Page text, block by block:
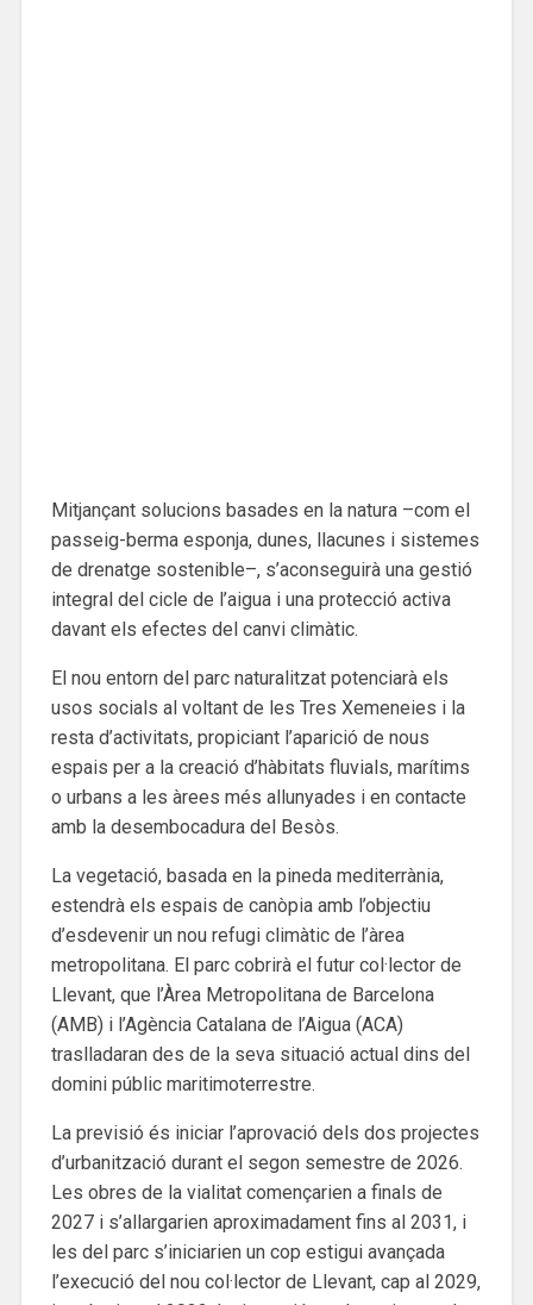
Mitjançant solucions basades en la natura –com el
passeig-berma esponja, dunes, llacunes i sistemes
de drenatge sostenible–, s’aconseguirà una gestió
integral del cicle de l’aigua i una protecció activa
davant els efectes del canvi climàtic.
El nou entorn del parc naturalitzat potenciarà els
usos socials al voltant de les Tres Xemeneies i la
resta d’activitats, propiciant l’aparició de nous
espais per a la creació d’hàbitats fluvials, marítims
o urbans a les àrees més allunyades i en contacte
amb la desembocadura del Besòs.
La vegetació, basada en la pineda mediterrània,
estendrà els espais de canòpia amb l’objectiu
d’esdevenir un nou refugi climàtic de l’àrea
metropolitana. El parc cobrirà el futur col·lector de
Llevant, que l’Àrea Metropolitana de Barcelona
(AMB) i l’Agència Catalana de l’Aigua (ACA)
traslladaran des de la seva situació actual dins del
domini públic maritimoterrestre.
La previsió és iniciar l’aprovació dels dos projectes
d’urbanització durant el segon semestre de 2026.
Les obres de la vialitat començarien a finals de
2027 i s’allargarien aproximadament fins al 2031, i
les del parc s’iniciarien un cop estigui avançada
l’execució del nou col·lector de Llevant, cap al 2029,